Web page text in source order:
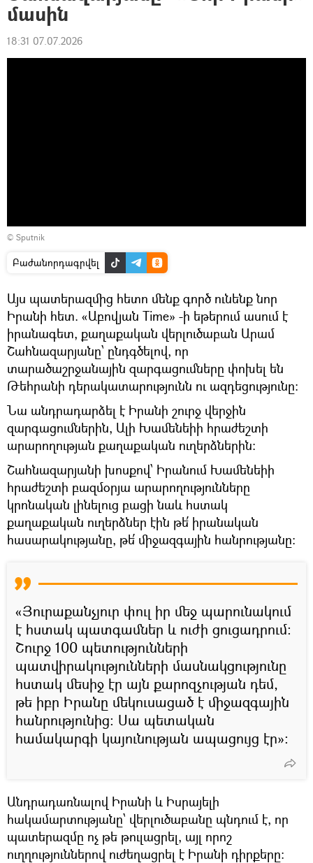
մասին
18:31 07.07.2026
© Sputnik
Բաժանորդագրվել
Այս պատերազմից հետո մենք գործ ունենք նոր
Իրանի հետ. «Աբովյան Time» -ի եթերում ասում է
իրանագետ, քաղաքական վերլուծաբան Արամ
Շահնազարյանը՝ ընդգծելով, որ
տարածաշրջանային զարգացումները փոխել են
Թեհրանի դերակատարությունն ու ազդեցությունը։
Նա անդրադարձել է Իրանի շուրջ վերջին
զարգացումներին, Ալի Խամենեիի հրաժեշտի
արարողության քաղաքական ուղերձներին։
Շահնազարյանի խոսքով՝ Իրանում Խամենեիի
հրաժեշտի բազմօրյա արարողությունները
կրոնական լինելուց բացի նաև հստակ
քաղաքական ուղերձներ էին թե՛ իրանական
հասարակությանը, թե՛ միջազգային հանրությանը։
«Յուրաքանչյուր փուլ իր մեջ պարունակում
է հստակ պատգամներ և ուժի ցուցադրում։
Շուրջ 100 պետությունների
պատվիրակությունների մասնակցությունը
հստակ մեսիջ էր այն քարոզչության դեմ,
թե իբր Իրանը մեկուսացած է միջազգային
հանրությունից։ Սա պետական
համակարգի կայունության ապացույց էր»։
Անդրադառնալով Իրանի և Իսրայելի
հակամարտությանը՝ վերլուծաբանը պնդում է, որ
պատերազմը ոչ թե թուլացրել, այլ որոշ
ուղղություններով ուժեղացրել է Իրանի դիրքերը։